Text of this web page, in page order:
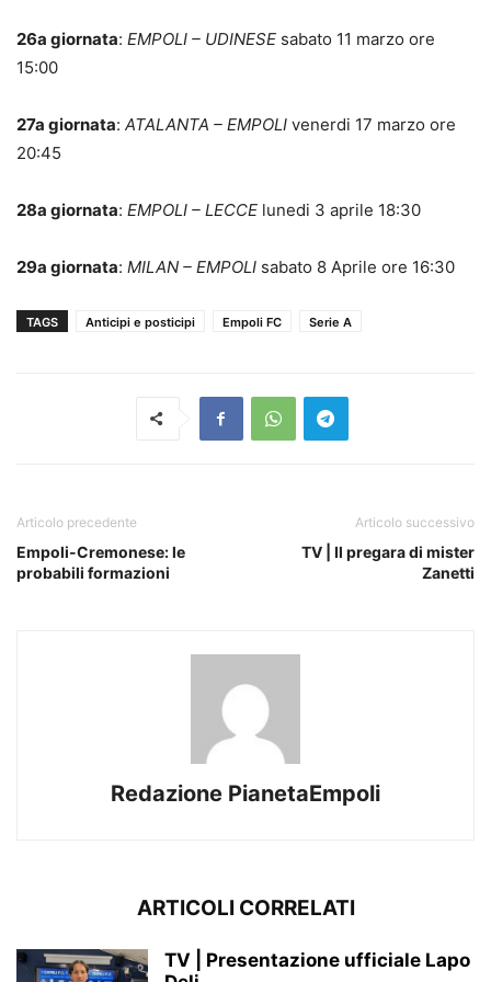
26a giornata: EMPOLI – UDINESE sabato 11 marzo ore
15:00
27a giornata: ATALANTA – EMPOLI venerdi 17 marzo ore
20:45
28a giornata: EMPOLI – LECCE lunedi 3 aprile 18:30
29a giornata: MILAN – EMPOLI sabato 8 Aprile ore 16:30
TAGS Anticipi e posticipi Empoli FC Serie A
Articolo precedente
Empoli-Cremonese: le
probabili formazioni
Articolo successivo
TV | Il pregara di mister
Zanetti
Redazione PianetaEmpoli
ARTICOLI CORRELATI
TV | Presentazione ufficiale Lapo